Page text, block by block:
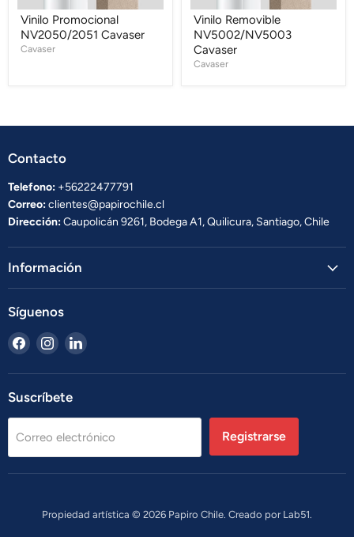
Vinilo Promocional
NV2050/2051 Cavaser
Cavaser
Vinilo Removible
NV5002/NV5003
Cavaser
Cavaser
Contacto
Telefono: +56222477791
Correo:clientes@papirochile.cl
Dirección:Caupolicán 9261, Bodega A1, Quilicura, Santiago, Chile
Información
Síguenos
Encuéntrenos
en
Facebook
Encuéntrenos
en
Instagram
Encuéntrenos
LinkedIn
Suscríbete
Correo electrónico Registrarse
Propiedad artística © 2026 Papiro Chile. Creado por Lab51.